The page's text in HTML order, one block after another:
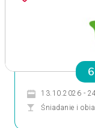
13.10.2026 -
Śniadanie i